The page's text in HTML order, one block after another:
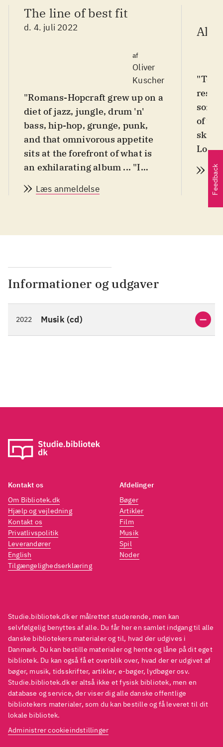
The line of best fit
d. 4. juli 2022
af
Oliver
Kuscher
"Romans-Hopcraft grew up on a
diet of jazz, jungle, drum 'n'
bass, hip-hop, grunge, punk,
and that omnivorous appetite
sits at the forefront of what is
an exhilarating album ... "I
exfoliation of my thoughts and
still-in-the-making debut.
urgent, more wholly unique,
and more fiercely individual".
Læs anmeldelse
of
work,
time".
Informationer og udgaver
2022 Musik (cd)
Feedback
Studie.bibliotek.dk er målrettet studerende, men kan
selvfølgelig benyttes af alle. Du får her en samlet indgang til alle
danske bibliotekers materialer og til, hvad der udgives i
Danmark. Du kan bestille materialer og hente og låne på dit eget
bibliotek. Du kan også få et overblik over, hvad der er udgivet af
bøger, musik, tidsskrifter, artikler, e-bøger, lydbøger osv.
Studie.bibliotek.dk er altså ikke et fysisk bibliotek, men en
database og service, der viser dig alle danske offentlige
bibliotekers materialer, som du kan bestille og få leveret til dit
lokale bibliotek.
Administrer cookieindstillinger
Kontakt os
Om Bibliotek.dk
Hjælp og vejledning
Kontakt os
Privatlivspolitik
Leverandører
English
Tilgængelighedserklæring
Afdelinger
Bøger
Artikler
Film
Musik
Spil
Noder